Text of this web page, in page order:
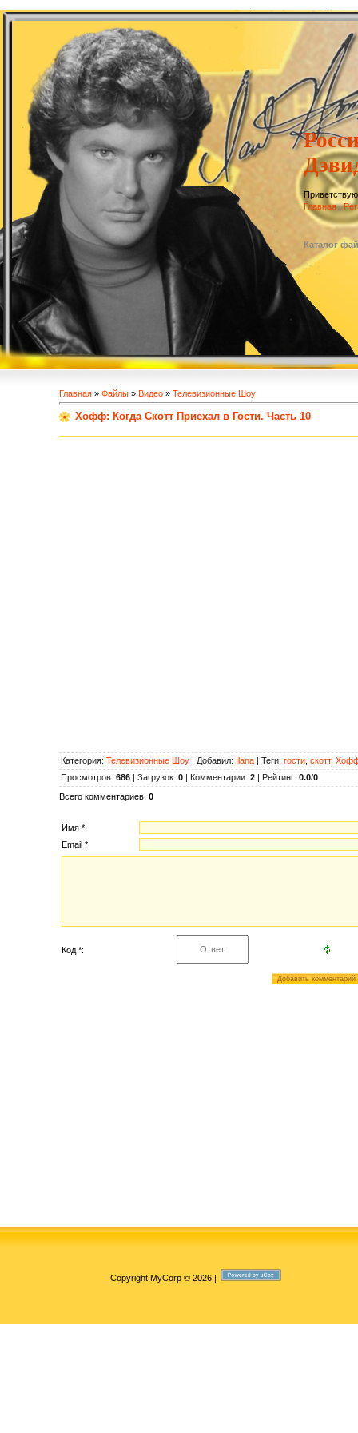
Главная|
Каталог
Главная » Файлы » Видео » Телевизионные Шоу
Хофф: Когда Скотт Приехал в Гости. Часть 10
Категория: Телевизионные Шоу | Добавил: Ilana | Теги: гости скотт,
Просмотров: 686 | Загрузок: 0 | Комментарии: 2 | Рейтинг: 0.0/0
Всего комментариев: 0
Имя *:
Email *:
Код *:
Copyright MyCorp © 2026|